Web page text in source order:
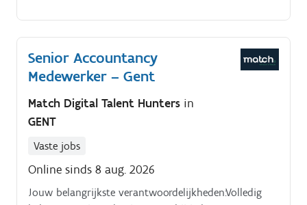
Senior Accountancy
Medewerker – Gent
Match Digital Talent Hunters in
GENT
Vaste jobs
Online sinds 8 aug. 2026
Jouw belangrijkste verantwoordelijkheden:Volledig